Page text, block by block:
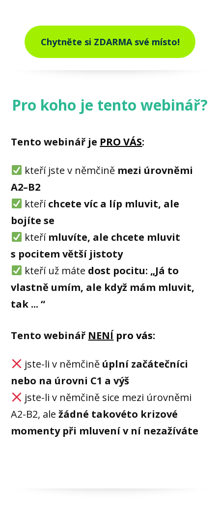
Chytněte si ZDARMA své místo!
Pro koho je tento webinář?
Tento webinář je PRO VÁS:
kteří jste v němčině mezi úrovněmi
A2–B2
kteříchcete víc a líp mluvit, ale
bojíte se
kteří mluvíte, ale chcete mluvit
s pocitem větší jistoty
kteří už máte dost pocitu: „Já to
vlastně umím, ale když mám mluvit,
tak ... “
Tento webinář NENÍ pro vás:
jste-li v němčině úplní začátečníci
nebo na úrovni C1 a výš
jste-li v němčině sice mezi úrovněmi
A2-B2, aležádné takovéto krizové
momenty při mluvení v ní nezažíváte